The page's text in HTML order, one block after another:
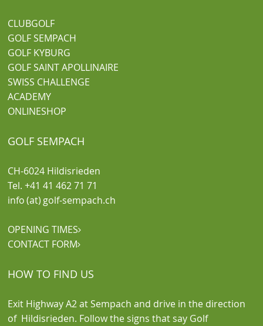
CLUBGOLF
GOLF SEMPACH
GOLF KYBURG
GOLF SAINT APOLLINAIRE
SWISS CHALLENGE
ACADEMY
ONLINESHOP
GOLF SEMPACH
CH-6024 Hildisrieden
Tel. +41 41 462 71 71
info (at) golf-sempach.ch
OPENING TIMES
CONTACT FORM
HOW TO FIND US
Exit Highway A2 at Sempach and drive in the direction
of Hildisrieden. Follow the signs that say Golf